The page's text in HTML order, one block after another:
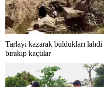
Tarlayı kazarak buldukları lahdi
bırakıp kaçtılar